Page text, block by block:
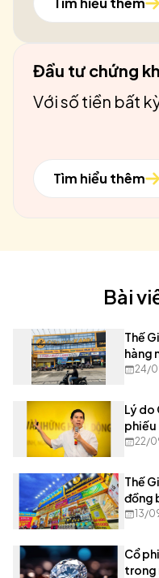
Đầu tư chứng
Với số tiền bất
Tìm hiểu thêm
Bài
Thế
hàng
24/
Lý do
phiếu
22/
Thế
đồng
13/
Cổ
trong